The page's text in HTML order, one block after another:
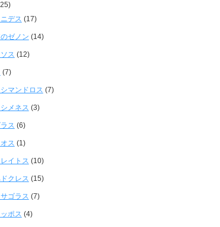
デス (17)
ゼノン (14)
ス (12)
(7)
マンドロス (7)
メネス (3)
ス (6)
ス (1)
イトス (10)
クレス (15)
ゴラス (7)
ポス (4)